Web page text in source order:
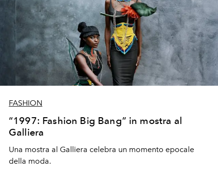
FASHION
“1997: Fashion Big Bang” in mostra al
Galliera
Una mostra al Galliera celebra un momento epocale
della moda.